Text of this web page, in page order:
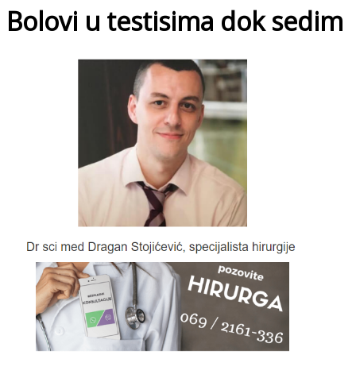
Bolovi u testisima dok sedim